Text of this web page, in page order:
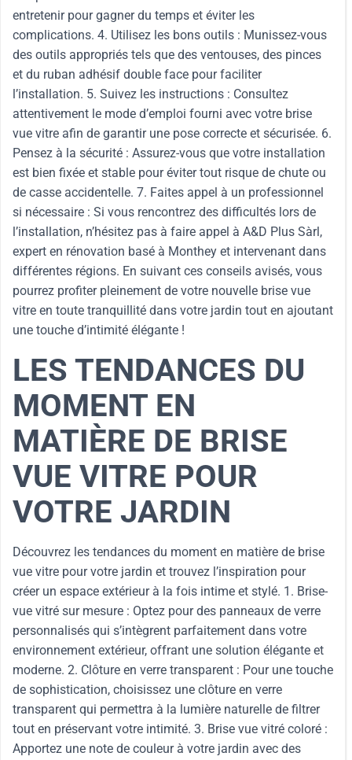
entretenir pour gagner du temps et éviter les
complications. 4. Utilisez les bons outils : Munissez-vous
des outils appropriés tels que des ventouses, des pinces
et du ruban adhésif double face pour faciliter
l’installation. 5. Suivez les instructions : Consultez
attentivement le mode d’emploi fourni avec votre brise
vue vitre afin de garantir une pose correcte et sécurisée. 6.
Pensez à la sécurité : Assurez-vous que votre installation
est bien fixée et stable pour éviter tout risque de chute ou
de casse accidentelle. 7. Faites appel à un professionnel
si nécessaire : Si vous rencontrez des difficultés lors de
l’installation, n’hésitez pas à faire appel à A&D Plus Sàrl,
expert en rénovation basé à Monthey et intervenant dans
différentes régions. En suivant ces conseils avisés, vous
pourrez profiter pleinement de votre nouvelle brise vue
vitre en toute tranquillité dans votre jardin tout en ajoutant
une touche d’intimité élégante !
LES TENDANCES DU
MOMENT EN
MATIÈRE DE BRISE
VUE VITRE POUR
VOTRE JARDIN
Découvrez les tendances du moment en matière de brise
vue vitre pour votre jardin et trouvez l’inspiration pour
créer un espace extérieur à la fois intime et stylé. 1. Brise-
vue vitré sur mesure : Optez pour des panneaux de verre
personnalisés qui s’intègrent parfaitement dans votre
environnement extérieur, offrant une solution élégante et
moderne. 2. Clôture en verre transparent : Pour une touche
de sophistication, choisissez une clôture en verre
transparent qui permettra à la lumière naturelle de filtrer
tout en préservant votre intimité. 3. Brise vue vitré coloré :
Apportez une note de couleur à votre jardin avec des